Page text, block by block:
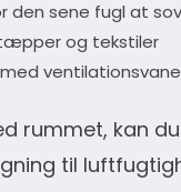
den sene fugl at
og tekstiler
rummet, kan
til